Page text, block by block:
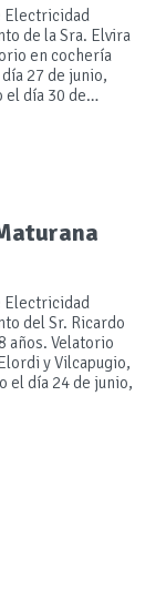
Electricidad
de la Sra. Elvira
en cochería
27 de junio,
el día 30 de…
Electricidad
del Sr. Ricardo
años. Velatorio
y Vilcapugio,
el día 24 de junio,